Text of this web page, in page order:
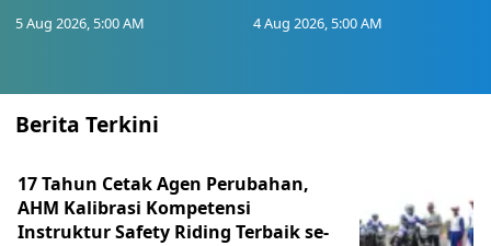
5 Aug 2026, 5:00 AM 4 Aug 2026, 5:00 AM
Berita Terkini
17 Tahun Cetak Agen Perubahan,
AHM Kalibrasi Kompetensi
Instruktur Safety Riding Terbaik se-